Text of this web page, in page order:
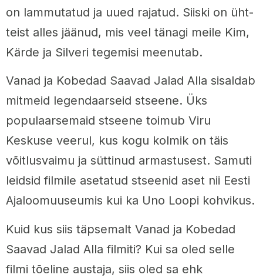
on lammutatud ja uued rajatud. Siiski on üht-
teist alles jäänud, mis veel tänagi meile Kim,
Kärde ja Silveri tegemisi meenutab.
Vanad ja Kobedad Saavad Jalad Alla sisaldab
mitmeid legendaarseid stseene. Üks
populaarsemaid stseene toimub Viru
Keskuse veerul, kus kogu kolmik on täis
võitlusvaimu ja süttinud armastusest. Samuti
leidsid filmile asetatud stseenid aset nii Eesti
Ajaloomuuseumis kui ka Uno Loopi kohvikus.
Kuid kus siis täpsemalt Vanad ja Kobedad
Saavad Jalad Alla filmiti? Kui sa oled selle
filmi tõeline austaja, siis oled sa ehk